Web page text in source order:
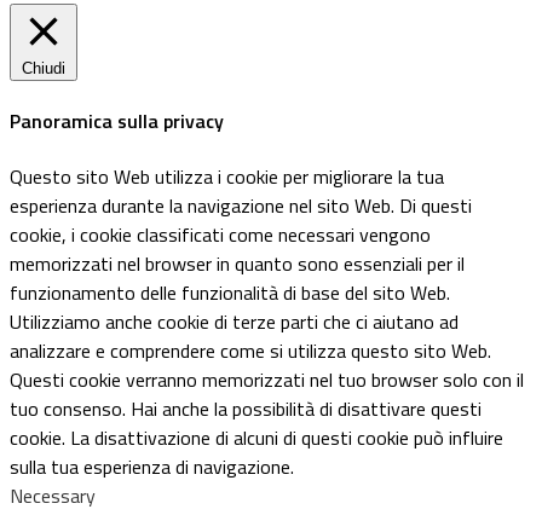
Chiudi
Panoramica sulla privacy
Questo sito Web utilizza i cookie per migliorare la tua
esperienza durante la navigazione nel sito Web. Di questi
cookie, i cookie classificati come necessari vengono
memorizzati nel browser in quanto sono essenziali per il
funzionamento delle funzionalità di base del sito Web.
Utilizziamo anche cookie di terze parti che ci aiutano ad
analizzare e comprendere come si utilizza questo sito Web.
Questi cookie verranno memorizzati nel tuo browser solo con il
tuo consenso. Hai anche la possibilità di disattivare questi
cookie. La disattivazione di alcuni di questi cookie può influire
sulla tua esperienza di navigazione.
Necessary